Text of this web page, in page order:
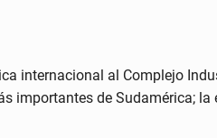
internacional al Complejo
importantes de Sudamérica;